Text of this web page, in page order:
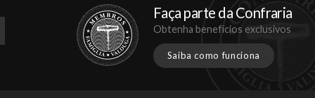
Faça parte da Confraria
Obtenha benefícios exclusivos
Saiba como funciona